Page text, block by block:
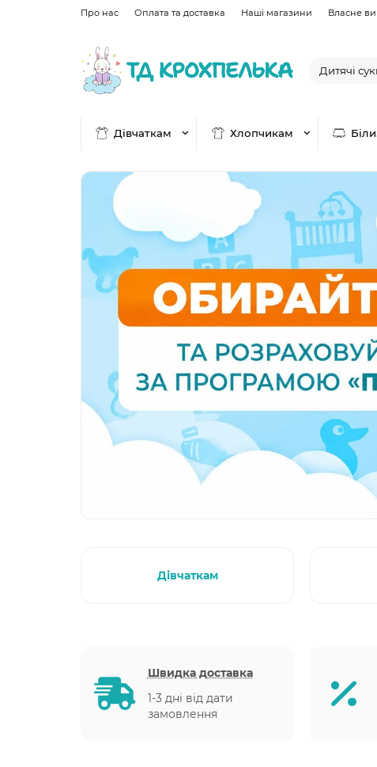
Про нас Оплата та доставка Наші магазини Власне
Дівчаткам Хлопчикам
Дівчаткам
Швидка доставка
1-3 дні від дати
замовлення